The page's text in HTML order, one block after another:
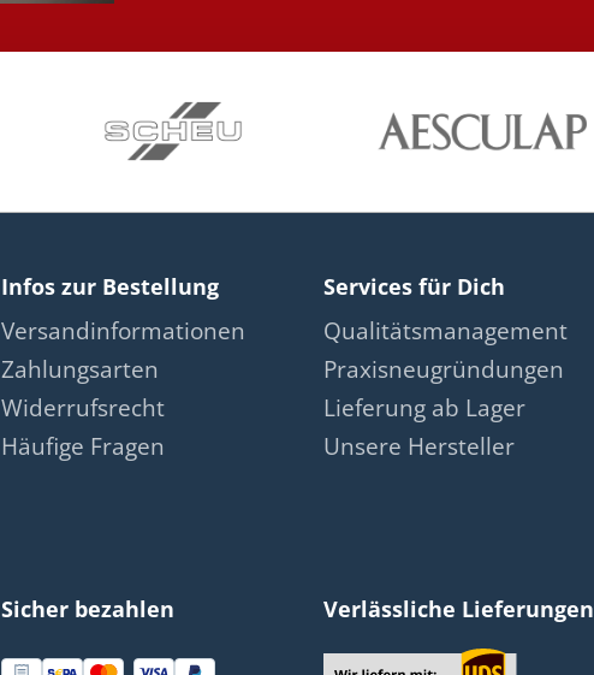
Infos zur Bestellung
Versandinformationen
Zahlungsarten
Widerrufsrecht
Häufige Fragen
Services für Dich
Qualitätsmanagement
Praxisneugründungen
Lieferung ab Lager
Unsere Hersteller
Sicher bezahlen Verlässliche Lieferungen